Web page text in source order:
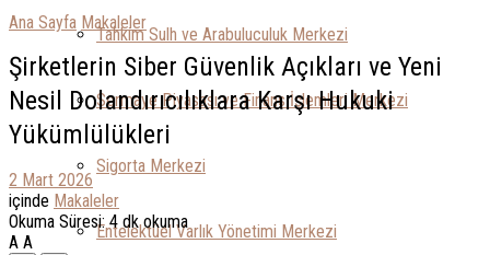
Tahkim Sulh ve Arabuluculuk Merkezi
Sermaye Piyasası ve Finans İşlemleri Merkezi
Sigorta Merkezi
Entelektüel Varlık Yönetimi Merkezi
Ana Sayfa Makaleler
Şirketlerin Siber Güvenlik Açıkları ve Yeni
Nesil Dolandırıcılıklara Karşı Hukuki
Yükümlülükleri
2 Mart 2026
içinde Makaleler
Okuma Süresi: 4 dk okuma
A A